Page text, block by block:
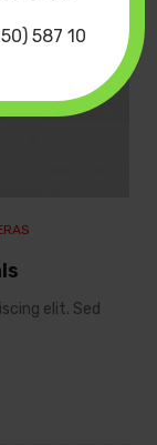
elit. Sed
587 10